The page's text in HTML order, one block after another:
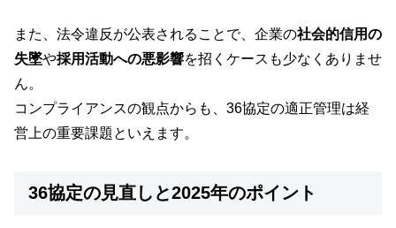
また、法令違反が公表されることで、企業の社会的信用の
失墜や採用活動への悪影響を招くケースも少なくありませ
ん。
コンプライアンスの観点からも、36協定の適正管理は経
営上の重要課題といえます。
36協定の見直しと2025年のポイント